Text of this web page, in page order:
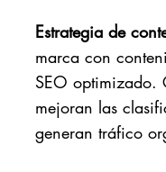
Estrategia de
marca con
SEO optimizado.
mejoran las
generan tráfico